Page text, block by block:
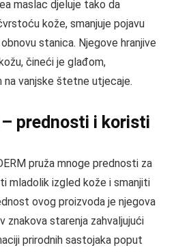
maslac djeluje tako da
kože, smanjuje pojavu
stanica. Njegove hranjive
čineći je glađom,
vanjske štetne utjecaje.
– prednosti i koristi
pruža mnoge prednosti za
mladolik izgled kože i smanjiti
ovog proizvoda je njegova
starenja zahvaljujući
prirodnih sastojaka poput